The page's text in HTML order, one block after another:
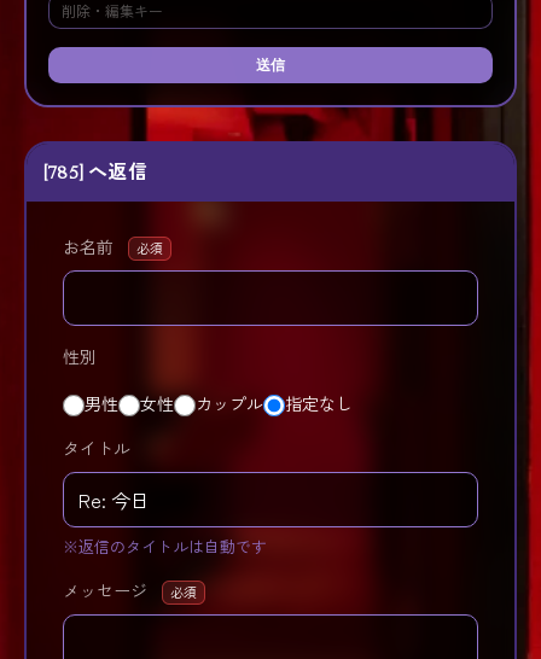
送信
[785] へ返信
お名前 必須
性別
男性 女性 カップル 指定なし
タイトル
※返信のタイトルは自動です
メッセージ 必須